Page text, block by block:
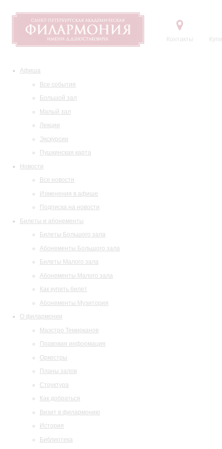
Контакты
Афиша
Все события
Большой зал
Малый зал
Лекции
Экскурсии
Пушкинская карта
Новости
Все новости
Изменения в афише
Подписка на новости
Билеты и абонементы
Билеты Большого зала
Абонементы Большого зала
Билеты Малого зала
Абонементы Малого зала
Как купить билет
Абонементы Музитория
О филармонии
Маэстро Темирканов
Правовая информация
Оркестры
Планы залов
Структура
Как добраться
Визит в филармонию
История
Библиотека